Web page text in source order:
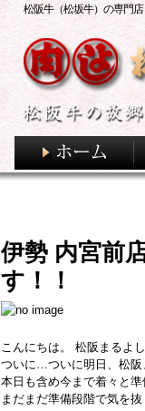
松阪牛（松坂牛）の専門
伊勢 内宮前
す！！
こんにちは。 松阪まるよし
ついに…ついに明日、松阪
本日も含め今まで着々と準
まだまだ準備段階で気を